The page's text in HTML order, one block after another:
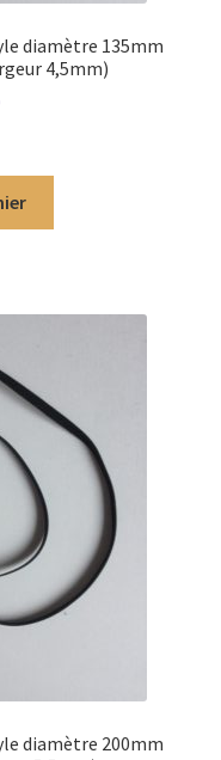
diamètre 135mm
4,5mm)
diamètre 200mm